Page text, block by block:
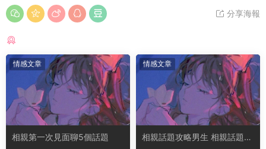
分享海報
情感文章
相親第一次見面聊5個話題
情感文章
相親話題攻略男生 相親話題男